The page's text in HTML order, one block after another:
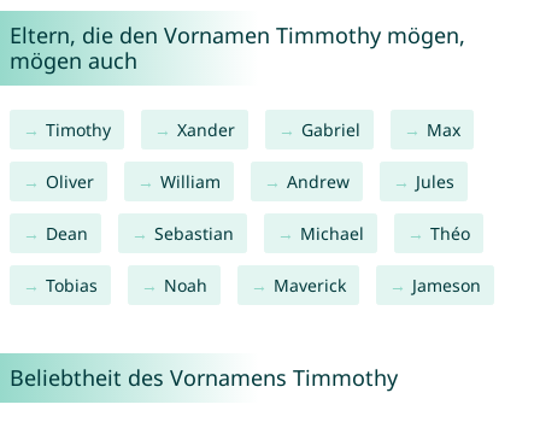
Eltern, die den Vornamen Timmothy mögen,
mögen auch
Timothy Xander Gabriel Max
Oliver William Andrew Jules
Dean Sebastian Michael Théo
Tobias Noah Maverick Jameson
Beliebtheit des Vornamens Timmothy